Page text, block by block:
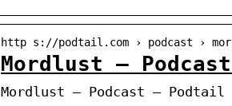
http s://podtail.com › podcast ›
Mordlust –
Mordlust – Podcast – Podtail